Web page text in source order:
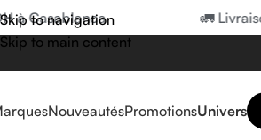
Skip to navigation
Skip to main content
Casablanca 🚛
NouveautésPromotionsUnivers